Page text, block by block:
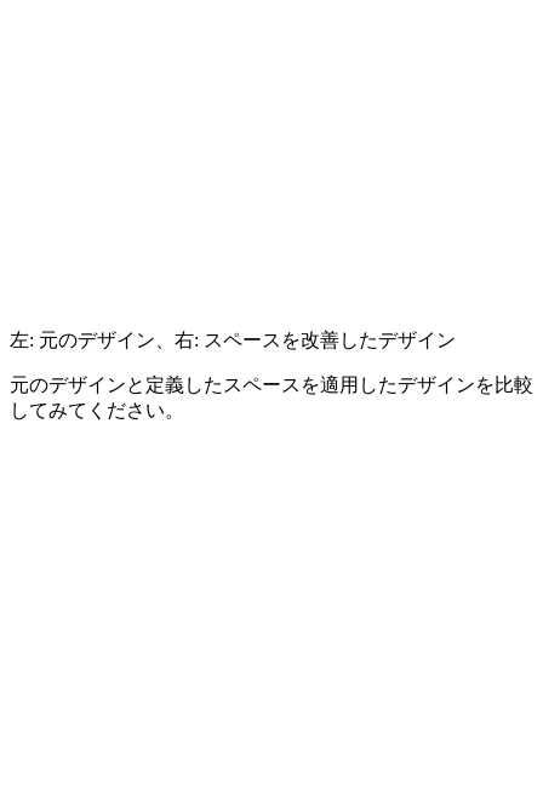
左: 元のデザイン、右: スペースを改善したデザイン
元のデザインと定義したスペースを適用したデザインを比較
してみてください。